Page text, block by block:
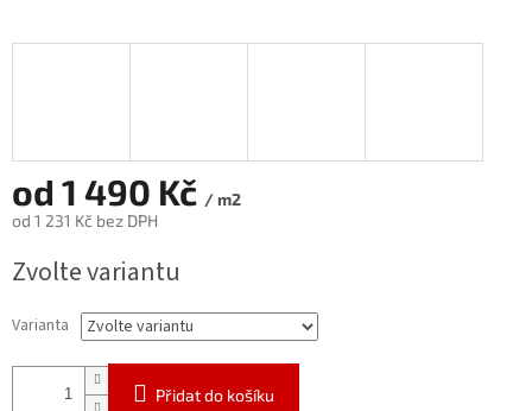
od 1 490 Kč / m2
od 1 231 Kč bez DPH
cena:
Zvolte variantu
Varianta
Přidat do košíku